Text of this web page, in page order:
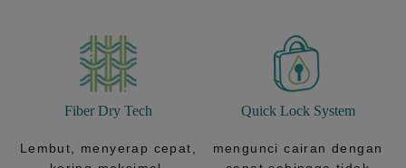
Fiber Dry Tech
Lembut, menyerap cepat,
Quick Lock System
mengunci cairan dengan